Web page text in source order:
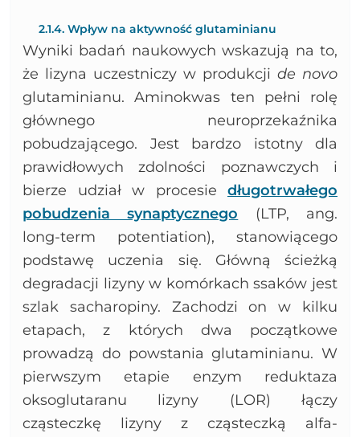
2.1.4. Wpływ na aktywność glutaminianu
Wyniki badań naukowych wskazują na to,
że lizyna uczestniczy w produkcji de novo
glutaminianu. Aminokwas ten pełni rolę
głównego neuroprzekaźnika
pobudzającego. Jest bardzo istotny dla
prawidłowych zdolności poznawczych i
bierze udział w procesie długotrwałego
pobudzenia synaptycznego (LTP, ang.
long-term potentiation), stanowiącego
podstawę uczenia się. Główną ścieżką
degradacji lizyny w komórkach ssaków jest
szlak sacharopiny. Zachodzi on w kilku
etapach, z których dwa początkowe
prowadzą do powstania glutaminianu. W
pierwszym etapie enzym reduktaza
oksoglutaranu lizyny (LOR) łączy
cząsteczkę lizyny z cząsteczką alfa-